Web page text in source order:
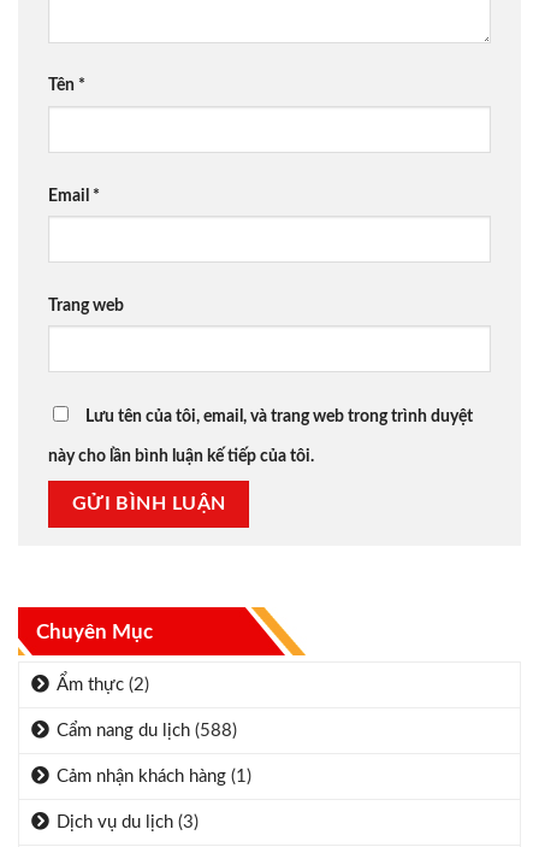
Chuyên Mục
Ẩm thực (2)
Cẩm nang du lịch (588)
Cảm nhận khách hàng (1)
Dịch vụ du lịch (3)
Tên *
Email *
Trang web
Lưu tên của tôi, email, và trang web trong trình duyệt
này cho lần bình luận kế tiếp của tôi.